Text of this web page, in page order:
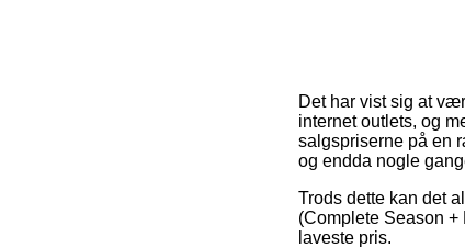
Det har vist sig at
internet outlets, og
salgspriserne på en
og endda nogle
Trods dette kan det
(Complete Season
laveste pris.